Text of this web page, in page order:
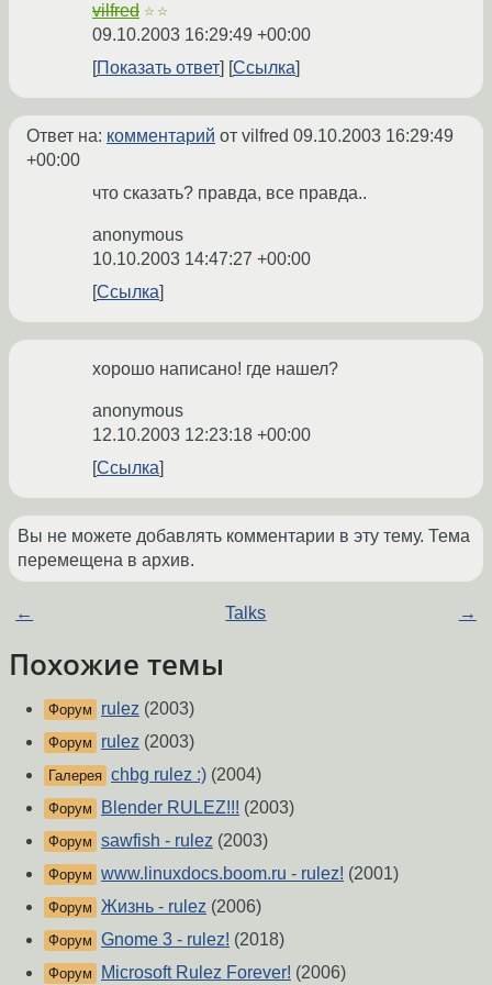
vilfred ☆☆
09.10.2003 16:29:49 +00:00
Показать ответ
Ссылка
Ответ на: комментарий от vilfred 09.10.2003 16:29:49
+00:00
что сказать? правда, все правда..
anonymous
10.10.2003 14:47:27 +00:00
Ссылка
хорошо написано! где нашел?
anonymous
12.10.2003 12:23:18 +00:00
Ссылка
Вы не можете добавлять комментарии в эту тему. Тема
перемещена в архив.
← Talks →
Похожие темы
Форум rulez (2003)
Форум rulez (2003)
Галерея chbg rulez :) (2004)
Форум Blender RULEZ!!! (2003)
Форум sawfish - rulez (2003)
Форум www.linuxdocs.boom.ru - rulez! (2001)
Форум Жизнь - rulez (2006)
Форум Gnome 3 - rulez! (2018)
Форум Microsoft Rulez Forever! (2006)